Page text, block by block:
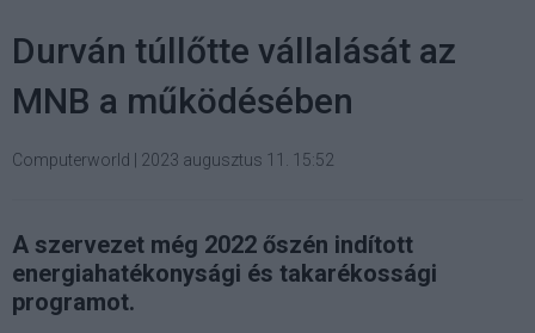
Durván túllőtte vállalását az
MNB a működésében
Computerworld 2023 augusztus 11. 15:52
A szervezet még 2022 őszén indított
energiahatékonysági és takarékossági
programot.